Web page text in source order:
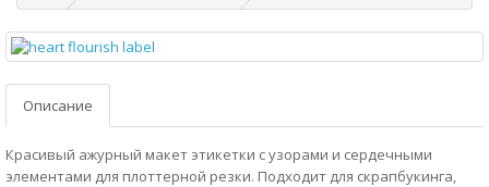
Описание
Красивый ажурный макет этикетки с узорами и сердечными
элементами для плоттерной резки. Подходит для скрапбукинга,